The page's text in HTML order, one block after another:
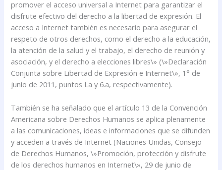
promover el acceso universal a Internet para garantizar el
disfrute efectivo del derecho a la libertad de expresión. El
acceso a Internet también es necesario para asegurar el
respeto de otros derechos, como el derecho a la educación,
la atención de la salud y el trabajo, el derecho de reunión y
asociación, y el derecho a elecciones libres\» (\»Declaración
Conjunta sobre Libertad de Expresión e Internet\», 1° de
junio de 2011, puntos La y 6.a, respectivamente).
También se ha señalado que el artículo 13 de la Convención
Americana sobre Derechos Humanos se aplica plenamente
a las comunicaciones, ideas e informaciones que se difunden
y acceden a través de Internet (Naciones Unidas, Consejo
de Derechos Humanos, \»Promoción, protección y disfrute
de los derechos humanos en Internet\», 29 de junio de